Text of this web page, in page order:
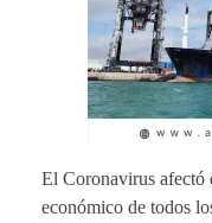
El Coronavirus afectó
económico de todos